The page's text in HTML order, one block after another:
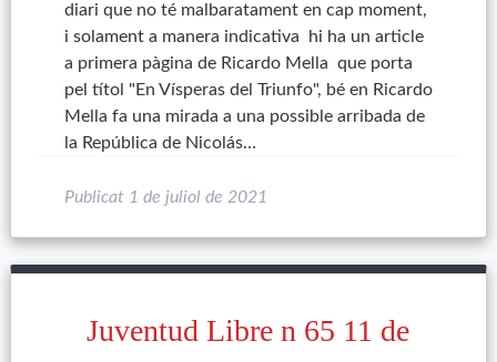
diari que no té malbaratament en cap moment,
i solament a manera indicativa hi ha un article
a primera pàgina de Ricardo Mella que porta
pel títol "En Vísperas del Triunfo", bé en Ricardo
Mella fa una mirada a una possible arribada de
la República de Nicolás…
Publicat 1 de juliol de 2021
Juventud Libre n 65 11 de